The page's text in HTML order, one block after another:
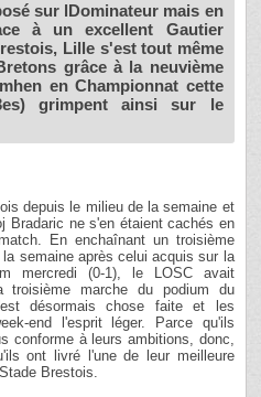
sur lDominateur mais en
à un excellent Gautier
Lille s'est tout même
grâce à la neuvième
en Championnat cette
grimpent ainsi sur le
depuis le milieu de la semaine et
Bradaric ne s'en étaient cachés en
En enchaînant un troisième
semaine après celui acquis sur la
mercredi (0-1), le LOSC avait
troisième marche du podium du
désormais chose faite et les
end l'esprit léger. Parce qu'ils
conforme à leurs ambitions, donc,
ont livré l'une de leur meilleure
Brestois.